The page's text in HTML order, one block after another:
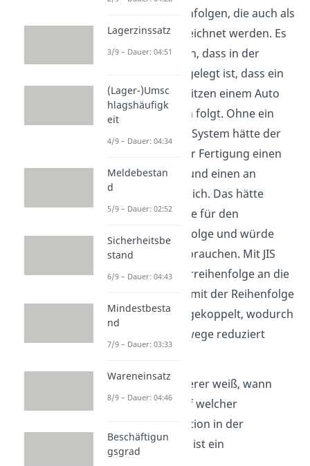
Fertigungsreihenfolgen, die auch als
Perlenkettebezeichnet werden. Es
kann vorkommen, dass in der
Perlenkette festgelegt ist, dass ein
Auto mit 5 Stoffsitzen einem Auto
mit 2 Ledersitzen folgt. Ohne ein
Just in sequence-System hätte der
Mitarbeiter in der Fertigung einen
Vorrat an Stoff- und einen an
Ledersitzen vor sich. Das hätte
längere Laufwege für den
Mitarbeiter zur Folge und würde
mehr Fläche verbrauchen. Mit JIS
aber ist die Lieferreihenfolge an die
Montagestation mit der Reihenfolge
der Perlenkette gekoppelt, wodurch
Fläche und Laufwege reduziert
Damit der Zulieferer weiß, wann
welches Auto auf welcher
Bearbeitungsstation in der
Montagelinie ist, ist ein
Lagerzinssatz
3/9 – Dauer: 04:51
(Lager-)Umsc
hlagshäufigk
eit
4/9 – Dauer: 04:34
Meldebestan
d
5/9 – Dauer: 02:52
Sicherheitsbe
stand
6/9 – Dauer: 04:43
Mindestbesta
nd
7/9 – Dauer: 03:33
Wareneinsatz
8/9 – Dauer: 04:46
Beschäftigun
gsgrad